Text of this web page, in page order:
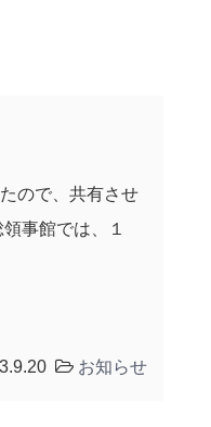
ので、共有させ
事館では、１
お知らせ